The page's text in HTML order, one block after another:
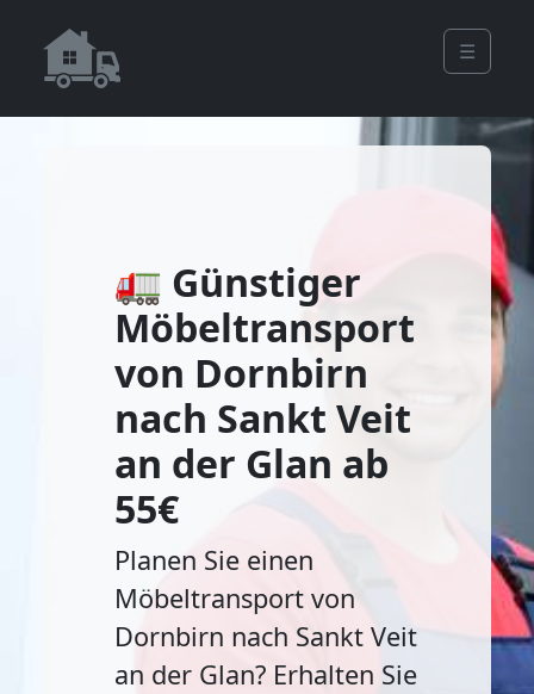
☰
🚛 Günstiger
Möbeltransport
von Dornbirn
nach Sankt Veit
an der Glan ab
55€
Planen Sie einen
Möbeltransport von
Dornbirn nach Sankt Veit
an der Glan? Erhalten Sie